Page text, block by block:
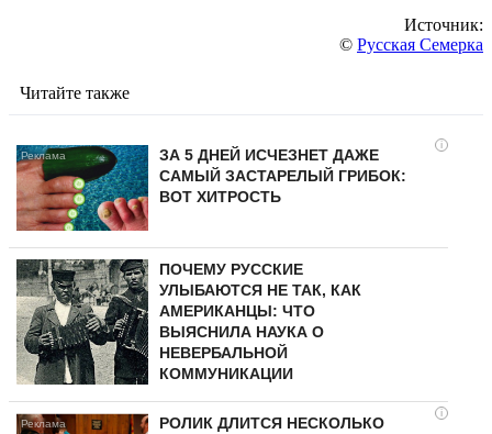
Источник:
© Русская Семерка
Читайте также
i
ЗА 5 ДНЕЙ ИСЧЕЗНЕТ ДАЖЕ
САМЫЙ ЗАСТАРЕЛЫЙ ГРИБОК:
ВОТ ХИТРОСТЬ
ПОЧЕМУ РУССКИЕ
УЛЫБАЮТСЯ НЕ ТАК, КАК
АМЕРИКАНЦЫ: ЧТО
ВЫЯСНИЛА НАУКА О
НЕВЕРБАЛЬНОЙ
КОММУНИКАЦИИ
i
РОЛИК ДЛИТСЯ НЕСКОЛЬКО